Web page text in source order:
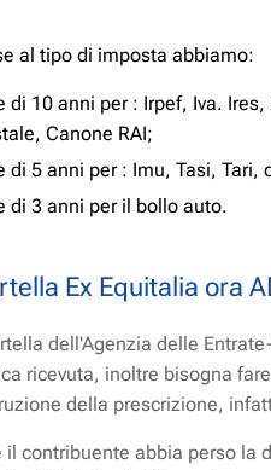
al tipo di imposta abbiamo:
di 10 anni per : Irpef, Iva.
Canone RAI;
di 5 anni per : Imu, Tasi,
di 3 anni per il bollo auto.
Ex Equitalia ora
dell'Agenzia delle
ricevuta, inoltre bisogna
della prescrizione,
il contribuente abbia perso